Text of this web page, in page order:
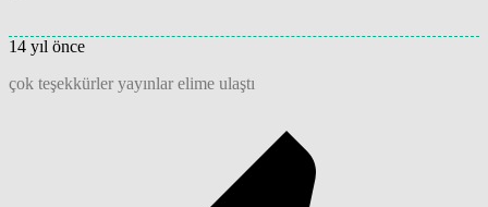
14 yıl önce
çok teşekkürler yayınlar elime ulaştı